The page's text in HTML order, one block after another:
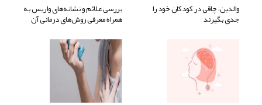
والدین، چاقی در کودکان خود را
جدی بگیرند
بررسی علائم و نشانه‌های واریس به
همراه معرفی روش‌های درمانی آن